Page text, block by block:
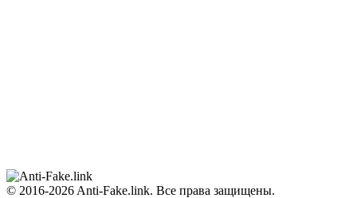
© 2016-2026 Anti-Fake.link. Все права защищены.